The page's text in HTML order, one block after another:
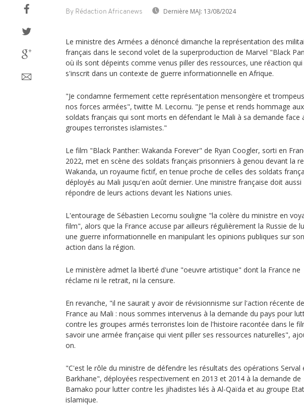
By Rédaction Africanews Dernière MAJ: 13/08/2024
Le ministre des Armées a dénoncé dimanche la représentation des
français dans le second volet de la superproduction de Marvel "Black
où ils sont dépeints comme venus piller des ressources, une réaction qui
s'inscrit dans un contexte de guerre informationnelle en Afrique.
"Je condamne fermement cette représentation mensongère et
nos forces armées", twitte M. Lecornu. "Je pense et rends hommage
soldats français qui sont morts en défendant le Mali à sa demande face
groupes terroristes islamistes."
Le film "Black Panther: Wakanda Forever" de Ryan Coogler, sorti en
2022, met en scène des soldats français prisonniers à genou devant la
Wakanda, un royaume fictif, en tenue proche de celles des soldats
déployés au Mali jusqu'en août dernier. Une ministre française doit aussi
répondre de leurs actions devant les Nations unies.
L'entourage de Sébastien Lecornu souligne "la colère du ministre en
film", alors que la France accuse par ailleurs régulièrement la Russie de
une guerre informationnelle en manipulant les opinions publiques sur son
action dans la région.
Le ministère admet la liberté d'une "oeuvre artistique" dont la France ne
réclame ni le retrait, ni la censure.
En revanche, "il ne saurait y avoir de révisionnisme sur l'action récente
France au Mali : nous sommes intervenus à la demande du pays pour
contre les groupes armés terroristes loin de l'histoire racontée dans le
savoir une armée française qui vient piller ses ressources naturelles",
on.
"C'est le rôle du ministre de défendre les résultats des opérations Serval
Barkhane", déployées respectivement en 2013 et 2014 à la demande de
Bamako pour lutter contre les jihadistes liés à Al-Qaïda et au groupe Etat
islamique.